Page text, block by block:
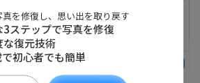
真を修復し、思い出を取り戻す
3ステップで写真を修復
な復元技術
初心者でも簡単